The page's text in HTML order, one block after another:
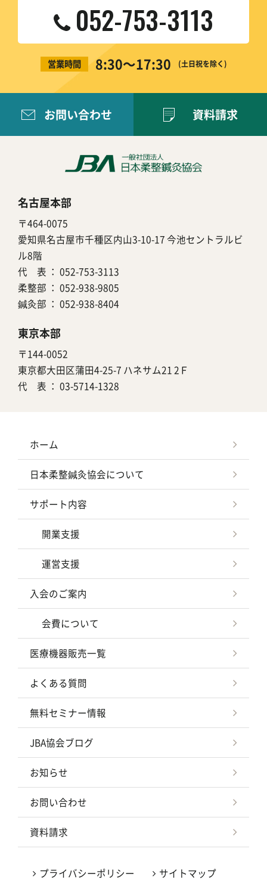
052-753-3113
営業時間 8:30〜17:30 (土日祝を除く)
お問い合わせ 資料請求
名古屋本部
〒464-0075
愛知県名古屋市千種区内山3-10-17 今池セントラルビ
ル8階
代 表 ： 052-753-3113
柔整部 ： 052-938-9805
鍼灸部 ： 052-938-8404
東京本部
〒144-0052
東京都大田区蒲田4-25-7 ハネサム21 2Ｆ
代 表 ： 03-5714-1328
ホーム
日本柔整鍼灸協会について
サポート内容
開業支援
運営支援
入会のご案内
会費について
医療機器販売一覧
よくある質問
無料セミナー情報
JBA協会ブログ
お知らせ
お問い合わせ
資料請求
プライバシーポリシー サイトマップ